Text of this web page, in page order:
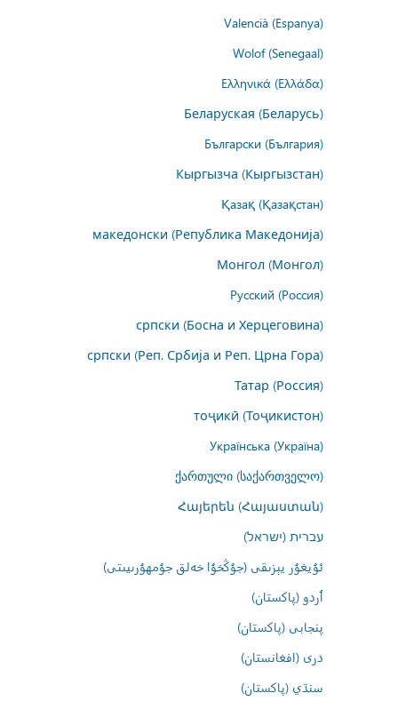
Valencià (Espanya)
Wolof (Senegaal)
Ελληνικά (Ελλάδα)
Беларуская (Беларусь)
Български (България)
Кыргызча (Кыргызстан)
Қазақ (Қазақстан)
македонски (Република Македонија)
Монгол (Монгол)
Русский (Россия)
српски (Босна и Херцеговина)
српски (Реп. Србија и Реп. Црна Гора)
Татар (Россия)
тоҷикӣ (Тоҷикистон)
Українська (Україна)
ქართული (საქართველო)
Հայերեն (Հայաստան)
עברית (ישראל)
ئۇيغۇر يېزىقى (جۇڭخۇا خەلق جۇمھۇرىيىتى)
اُردو (پاکستان)
پنجابی (پاکستان)
درى (افغانستان)
سنڌي (پاکستان)